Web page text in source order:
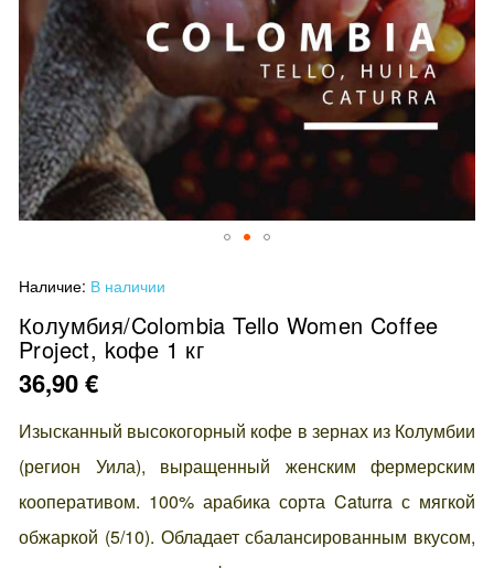
к
началу
галереи
изображений
Наличие: В наличии
Колумбия/Colombia Tello Women Coffee
Project, kофе 1 кг
36,90 €
Изысканный высокогорный кофе в зернах из Колумбии
(регион Уила), выращенный женским фермерским
кооперативом. 100% арабика сорта Caturra с мягкой
обжаркой (5/10). Обладает сбалансированным вкусом,